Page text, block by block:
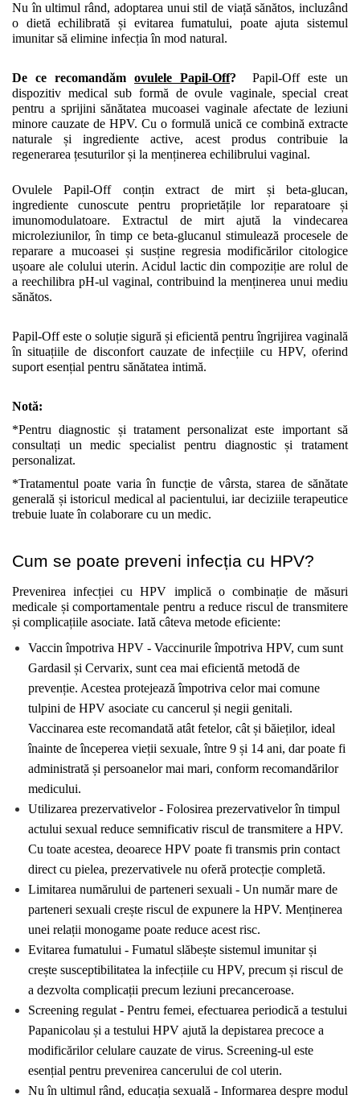
Nu în ultimul rând, adoptarea unui stil de viață sănătos, incluzând
o dietă echilibrată și evitarea fumatului, poate ajuta sistemul
imunitar să elimine infecția în mod natural.
De ce recomandăm ovulele Papil-Off? Papil-Off este un
dispozitiv medical sub formă de ovule vaginale, special creat
pentru a sprijini sănătatea mucoasei vaginale afectate de leziuni
minore cauzate de HPV. Cu o formulă unică ce combină extracte
naturale și ingrediente active, acest produs contribuie la
regenerarea țesuturilor și la menținerea echilibrului vaginal.
Ovulele Papil-Off conțin extract de mirt și beta-glucan,
ingrediente cunoscute pentru proprietățile lor reparatoare și
imunomodulatoare. Extractul de mirt ajută la vindecarea
microleziunilor, în timp ce beta-glucanul stimulează procesele de
reparare a mucoasei și susține regresia modificărilor citologice
ușoare ale colului uterin. Acidul lactic din compoziție are rolul de
a reechilibra pH-ul vaginal, contribuind la menținerea unui mediu
sănătos.
Papil-Off este o soluție sigură și eficientă pentru îngrijirea vaginală
în situațiile de disconfort cauzate de infecțiile cu HPV, oferind
suport esențial pentru sănătatea intimă.
Notă:
*Pentru diagnostic și tratament personalizat este important să
consultați un medic specialist pentru diagnostic și tratament
personalizat.
*Tratamentul poate varia în funcție de vârsta, starea de sănătate
generală și istoricul medical al pacientului, iar deciziile terapeutice
trebuie luate în colaborare cu un medic.
Cum se poate preveni infecția cu HPV?
Prevenirea infecției cu HPV implică o combinație de măsuri
medicale și comportamentale pentru a reduce riscul de transmitere
și complicațiile asociate. Iată câteva metode eficiente:
Vaccin împotriva HPV - Vaccinurile împotriva HPV, cum sunt
Gardasil și Cervarix, sunt cea mai eficientă metodă de
prevenție. Acestea protejează împotriva celor mai comune
tulpini de HPV asociate cu cancerul și negii genitali.
Vaccinarea este recomandată atât fetelor, cât și băieților, ideal
înainte de începerea vieții sexuale, între 9 și 14 ani, dar poate fi
administrată și persoanelor mai mari, conform recomandărilor
medicului.
Utilizarea prezervativelor - Folosirea prezervativelor în timpul
actului sexual reduce semnificativ riscul de transmitere a HPV.
Cu toate acestea, deoarece HPV poate fi transmis prin contact
direct cu pielea, prezervativele nu oferă protecție completă.
Limitarea numărului de parteneri sexuali - Un număr mare de
parteneri sexuali crește riscul de expunere la HPV. Menținerea
unei relații monogame poate reduce acest risc.
Evitarea fumatului - Fumatul slăbește sistemul imunitar și
crește susceptibilitatea la infecțiile cu HPV, precum și riscul de
a dezvolta complicații precum leziuni precanceroase.
Screening regulat - Pentru femei, efectuarea periodică a testului
Papanicolau și a testului HPV ajută la depistarea precoce a
modificărilor celulare cauzate de virus. Screening-ul este
esențial pentru prevenirea cancerului de col uterin.
Nu în ultimul rând, educația sexuală - Informarea despre modul